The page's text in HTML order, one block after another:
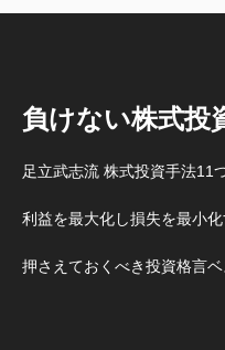
負けない株式投
足立武志流 株式投資手法11
利益を最大化し損失を最小
押さえておくべき投資格言